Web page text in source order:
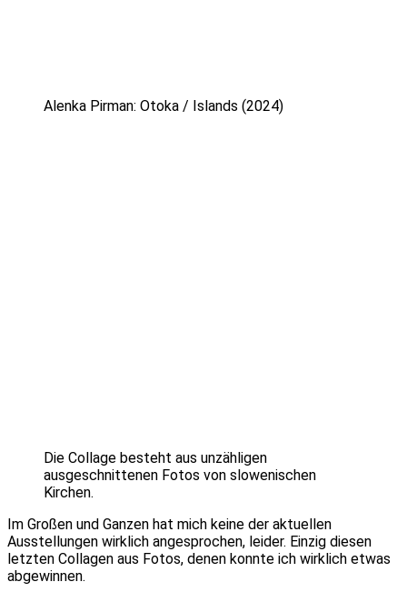
Alenka Pirman: Otoka / Islands (2024)
Die Collage besteht aus unzähligen
ausgeschnittenen Fotos von slowenischen
Kirchen.
Im Großen und Ganzen hat mich keine der aktuellen
Ausstellungen wirklich angesprochen, leider. Einzig diesen
letzten Collagen aus Fotos, denen konnte ich wirklich etwas
abgewinnen.